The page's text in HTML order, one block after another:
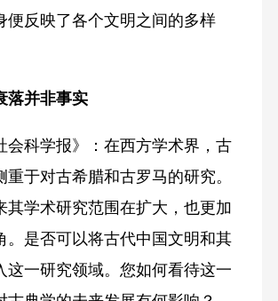
便反映了各个文明之间的多样
落并非事实
会科学报》：在西方学术界，古
重于对古希腊和古罗马的研究。
其学术研究范围在扩大，也更加
。是否可以将古代中国文明和其
这一研究领域。您如何看待这一